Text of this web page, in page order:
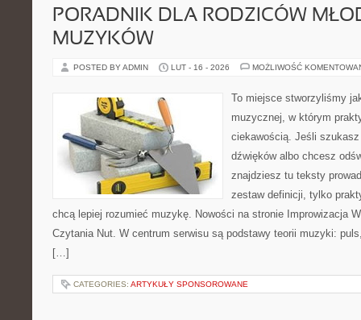
PORADNIK DLA RODZICÓW
MUZYKÓW
POSTED BY ADMIN LUT - 16 - 2026 MOŻLIWOŚĆ
To miejsce stworzyliśmy
muzycznej, w którym
ciekawością. Jeśli
dźwięków albo chcesz
znajdziesz tu teksty
zestaw definicji, tylko
chcą lepiej rozumieć muzykę. Nowości na stronie Improwizacja
Czytania Nut. W centrum serwisu są podstawy teorii muzyki:
[…]
CATEGORIES: ARTYKUŁY SPONSOROWANE